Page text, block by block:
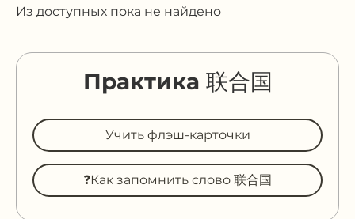
Из доступных пока не найдено
Практика 联合国
Учить флэш-карточки
❓Как запомнить слово 联合国